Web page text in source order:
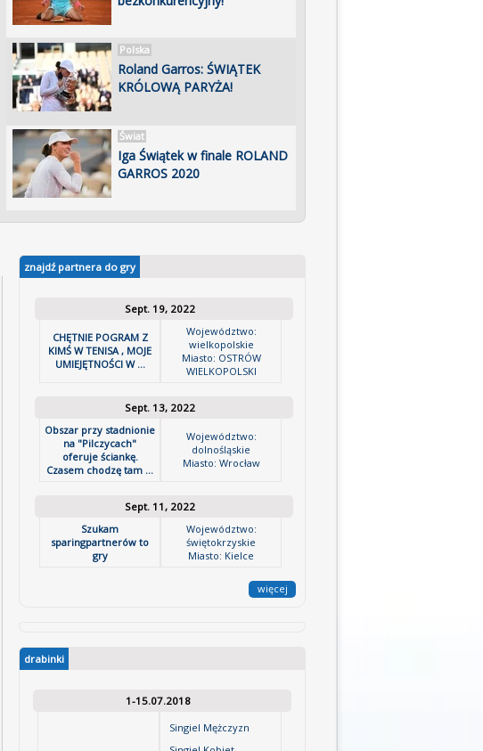
Polska
Roland Garros: ŚWIĄTEK
KRÓLOWĄ PARYŻA!
Świat
Iga Świątek w finale ROLAND
GARROS 2020
znajdź partnera do gry
Sept. 19, 2022
CHĘTNIE POGRAM Z
KIMŚ W TENISA , MOJE
UMIEJĘTNOŚCI W ...
Województwo:
wielkopolskie
Miasto: OSTRÓW
WIELKOPOLSKI
Sept. 13, 2022
Obszar przy stadnionie
na "Pilczycach"
oferuje ściankę.
Czasem chodzę tam ...
Województwo:
dolnośląskie
Miasto: Wrocław
Sept. 11, 2022
Szukam
sparingpartnerów to
gry
Województwo:
świętokrzyskie
Miasto: Kielce
więcej
drabinki
1-15.07.2018
Singiel Mężczyzn